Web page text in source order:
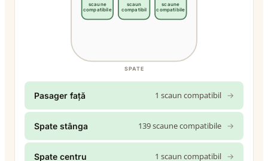
SPATE
scaune
compatibile
scaun
compatibil
scaune
compatibile
Pasager față 1 scaun compatibil →
Spate stânga 139 scaune compatibile →
Spate centru 1 scaun compatibil →